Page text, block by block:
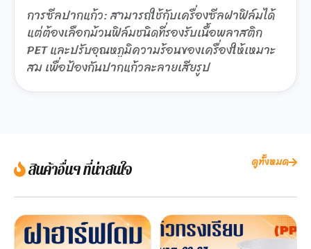
การซีลปากแก้ว: สามารถใช้กับเครื่องซีลฝาฟิล์มได้
แต่ต้องเลือกม้วนฟิล์มชนิดที่รองรับเนื้อพลาสติก
PET และปรับอุณหภูมิความร้อนของเครื่องให้เหมาะ
สม เพื่อป้องกันปากแก้วละลายเสียรูป
สินค้าอื่นๆ ที่น่าสนใจ ดูทั้งหมด